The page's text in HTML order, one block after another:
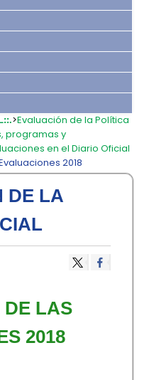
>Evaluación de la Política
programas y
en el Diario Oficial
2018
DE LA
DE LAS
2018